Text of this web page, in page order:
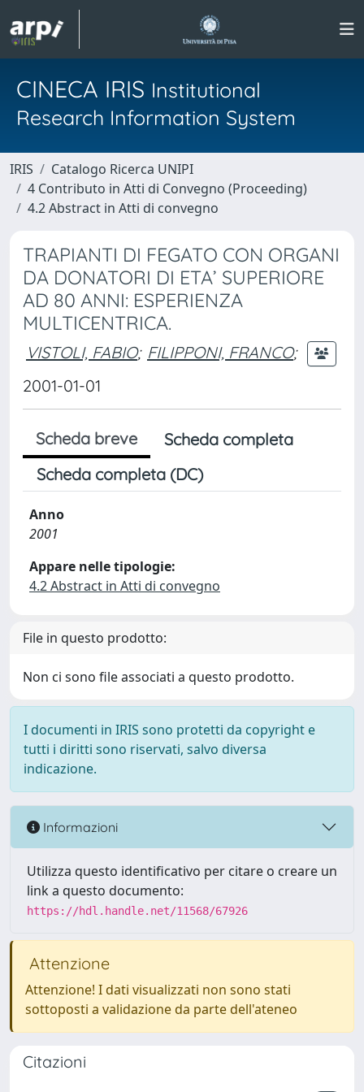
CINECA IRIS Institutional
Research Information System
IRIS
Catalogo Ricerca UNIPI
4 Contributo in Atti di Convegno (Proceeding)
4.2 Abstract in Atti di convegno
TRAPIANTI DI FEGATO CON ORGANI
DA DONATORI DI ETA’ SUPERIORE
AD 80 ANNI: ESPERIENZA
MULTICENTRICA.
VISTOLI, FABIO; FILIPPONI, FRANCO;
2001-01-01
Scheda breve
Scheda completa
Scheda completa (DC)
Anno
2001
Appare nelle tipologie:
4.2 Abstract in Atti di convegno
File in questo prodotto:
Non ci sono file associati a questo prodotto.
I documenti in IRIS sono protetti da copyright e
tutti i diritti sono riservati, salvo diversa
indicazione.
Informazioni
Utilizza questo identificativo per citare o creare un
link a questo documento:
https://hdl.handle.net/11568/67926
Attenzione
Attenzione! I dati visualizzati non sono stati
sottoposti a validazione da parte dell'ateneo
Citazioni